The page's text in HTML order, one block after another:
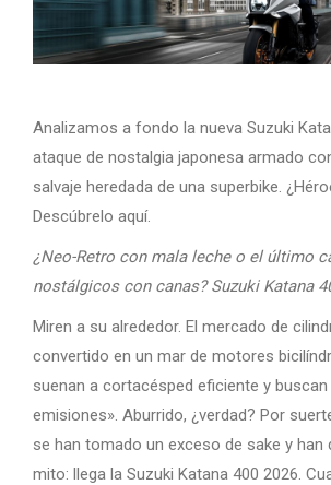
Analizamos a fondo la nueva Suzuki
ataque de nostalgia japonesa armado
salvaje heredada de una superbike.
Descúbrelo aquí.
¿Neo-Retro con mala leche o el último
nostálgicos con canas? Suzuki Katana
Miren a su alrededor. El mercado de
convertido en un mar de motores
suenan a cortacésped eficiente y
emisiones». Aburrido, ¿verdad? Por
se han tomado un exceso de sake y han
mito: llega la Suzuki Katana 400 2026.